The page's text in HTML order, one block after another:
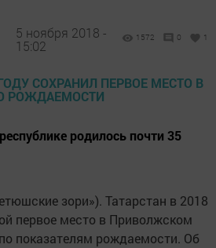
5 ноября 2018 -
15:02
1572 0 1
родилось почти 35
зори»). Татарстан в 2018
первое место в Приволжском
показателям рождаемости. Об